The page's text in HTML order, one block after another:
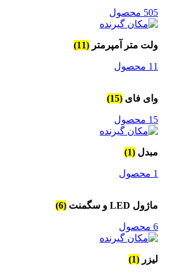
505 محصول
ولت متر آمپرمتر (11)
11 محصول
وای فای (15)
15 محصول
مبدل (1)
1 محصول
ماژول LED و سگمنت (6)
6 محصول
لیزر (1)